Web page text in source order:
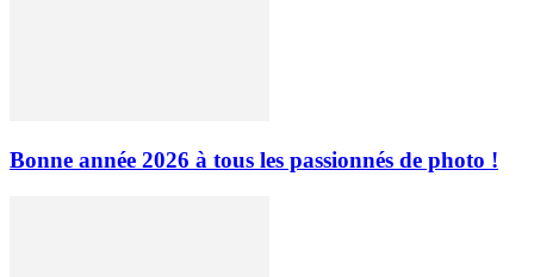
Bonne année 2026 à tous les passionnés de photo !